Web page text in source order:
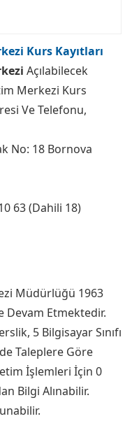
Kurs Kayıtları
Açılabilecek
Merkezi Kurs
Ve Telefonu,
No: 18 Bornova
63 (Dahili 18)
Müdürlüğü 1963
Devam Etmektedir.
5 Bilgisayar Sınıfı
Taleplere Göre
İşlemleri İçin 0
Bilgi Alınabilir.